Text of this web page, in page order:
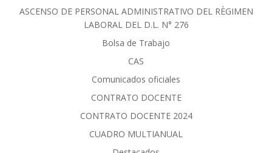
ASCENSO DE PERSONAL ADMINISTRATIVO DEL RÈGIMEN
LABORAL DEL D.L. N° 276
Bolsa de Trabajo
CAS
Comunicados oficiales
CONTRATO DOCENTE
CONTRATO DOCENTE 2024
CUADRO MULTIANUAL